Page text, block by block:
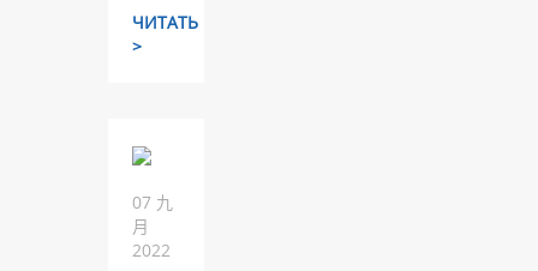
ЧИТАТЬ
>
07 九
月
2022